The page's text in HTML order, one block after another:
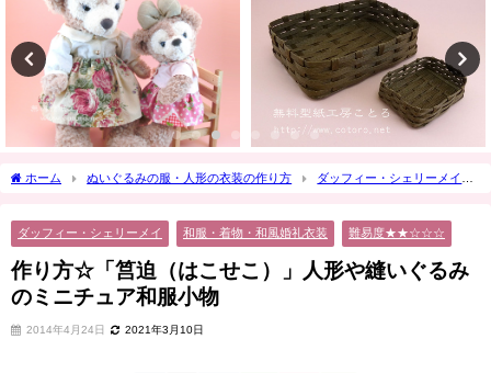
ホーム ぬいぐるみの服・人形の衣装の作り方
ダッフィー・シェリーメイ
ダッフィー・シェリーメイ 和服・着物・和風婚礼衣装 難易度★★☆☆☆
作り方☆「筥迫（はこせこ）」人形や縫いぐるみ
のミニチュア和服小物
2014年4月24日 2021年3月10日